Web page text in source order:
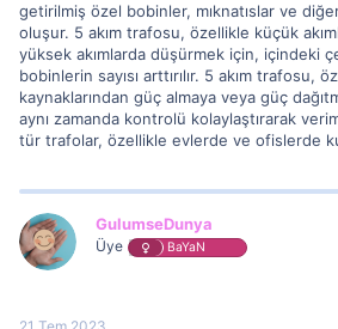
getirilmiş özel bobinler, mıknatıslar ve
oluşur. 5 akım trafosu, özellikle küçük
yüksek akımlarda düşürmek için, içindeki
bobinlerin sayısı arttırılır. 5 akım trafosu,
kaynaklarından güç almaya veya güç
aynı zamanda kontrolü kolaylaştırarak
tür trafolar, özellikle evlerde ve ofislerde
GulumseDunya
Üye BaYaN
21 Tem 2023